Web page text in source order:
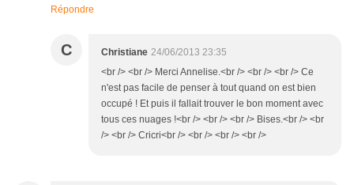
Répondre
C Christiane 24/06/2013 23:35
<br /> <br /> Merci Annelise.<br /> <br /> <br /> Ce
n'est pas facile de penser à tout quand on est bien
occupé ! Et puis il fallait trouver le bon moment avec
tous ces nuages !<br /> <br /> <br /> Bises.<br /> <br
/> <br /> Cricri<br /> <br /> <br /> <br />